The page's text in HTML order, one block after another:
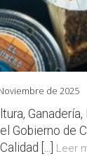
de 2025
Gobierno de
[...] Leer